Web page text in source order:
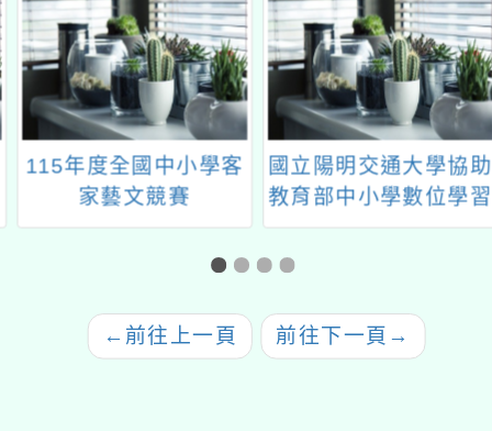
115年度全國中小學客
家藝文競賽
國立陽明交通大學協助
教育部中小學數位學習
精進方案A3「數位素
養」更新A3數位素養
← 前往上一頁 前往下一頁 →